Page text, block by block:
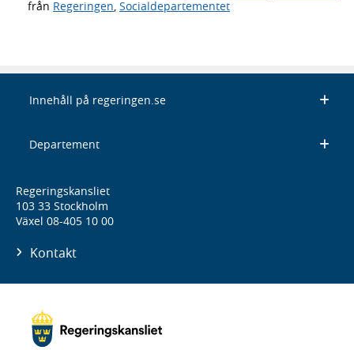
från Regeringen, Socialdepartementet
Innehåll på regeringen.se
Departement
Regeringskansliet
103 33 Stockholm
Växel 08-405 10 00
Kontakt